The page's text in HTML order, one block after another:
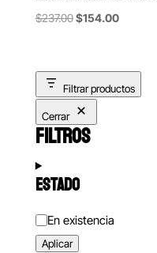
$237.00Original
$237.00.
$154.00Current
$154.00.
Filtrar productos
Cerrar
FILTROS
ESTADO
Estado
En existencia
Aplicar